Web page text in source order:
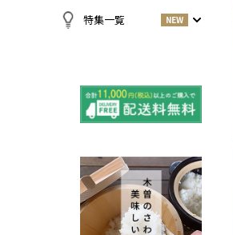
すべての商品をみる
秋
特集一覧 NEW
よくある質問〈ほうき
全般〉
NEW
方
棕櫚箒と江戸箒の違い NEW
江戸箒の特徴 NEW
棕櫚箒の特徴 NEW